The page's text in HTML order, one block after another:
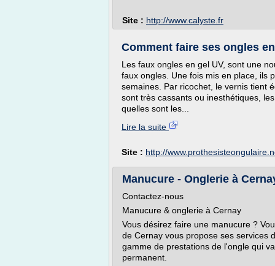
Site : http://www.calyste.fr
Comment faire ses ongles
Les faux ongles en gel UV, sont une
faux ongles. Une fois mis en place, ils
semaines. Par ricochet, le vernis tient
sont très cassants ou inesthétiques,
quelles sont les...
Lire la suite
Site : http://
Manucure - Onglerie à
Contactez-nous
Manucure & onglerie à Cernay
Vous désirez faire une manucure ?
de Cernay vous propose ses services
gamme de prestations de l'ongle qui
permanent.